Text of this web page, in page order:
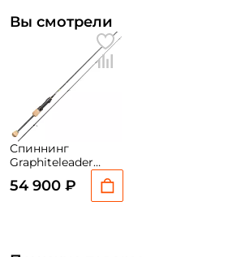
Вы смотрели
Спиннинг
Graphiteleader
Bellezza Prototype
21GBLZPS-612-UL-T
54 900 ₽